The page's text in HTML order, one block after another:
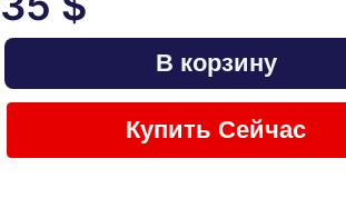
В корзину
Купить Сейчас